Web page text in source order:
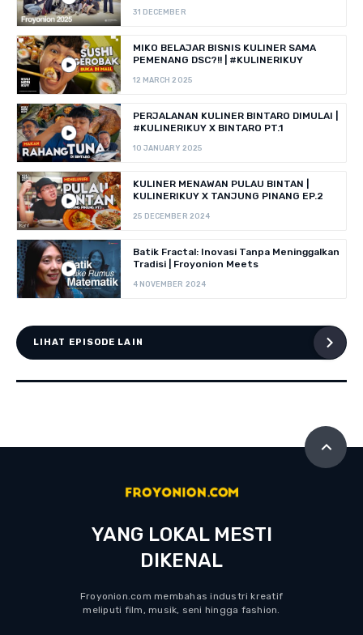
31 DECEMBER
MIKO BELAJAR BISNIS KULINER SAMA
PEMENANG DSC?!! | #KULINERIKUY
12 MARCH 2025
PERJALANAN KULINER BINTARO DIMULAI |
#KULINERIKUY X BINTARO PT.1
10 JANUARY 2025
KULINER MENAWAN PULAU BINTAN |
KULINERIKUY X TANJUNG PINANG EP.2
25 DECEMBER 2024
Batik Fractal: Inovasi Tanpa Meninggalkan
Tradisi | Froyonion Meets
4 NOVEMBER 2024
LIHAT EPISODE LAIN
YANG LOKAL MESTI
DIKENAL
Froyonion.com membahas industri kreatif
meliputi film, musik, seni hingga fashion.